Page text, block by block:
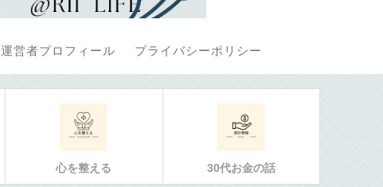
運営者プロフィール プライバシーポリシー
心を整える 30代お金の話